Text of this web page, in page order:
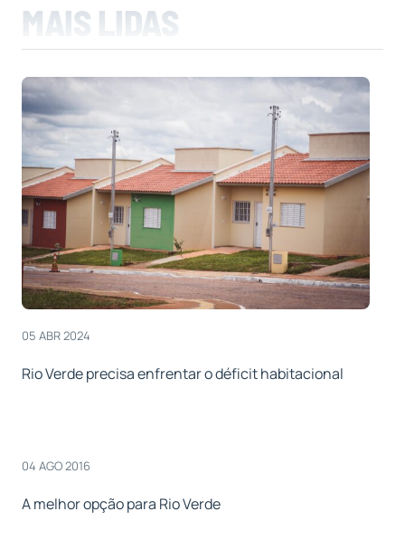
MAIS LIDAS
05 ABR 2024
Rio Verde precisa enfrentar o déficit habitacional
04 AGO 2016
A melhor opção para Rio Verde